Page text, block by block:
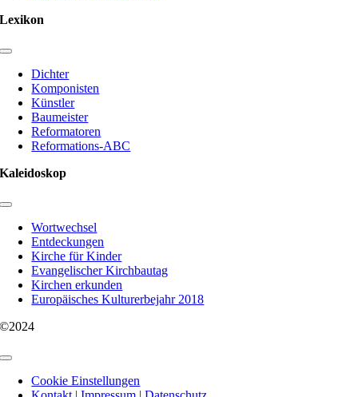
Lexikon
Toggle
Navigation
Dichter
Komponisten
Künstler
Baumeister
Reformatoren
Reformations-ABC
Kaleidoskop
Toggle
NavigationWortwechsel
Entdeckungen
Kirche für Kinder
Evangelischer Kirchbautag
Kirchen erkunden
Europäisches Kulturerbejahr 2018
©2024
Toggle
NavigationCookie Einstellungen